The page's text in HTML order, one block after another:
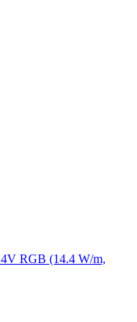
RGB (14.4 W/m,